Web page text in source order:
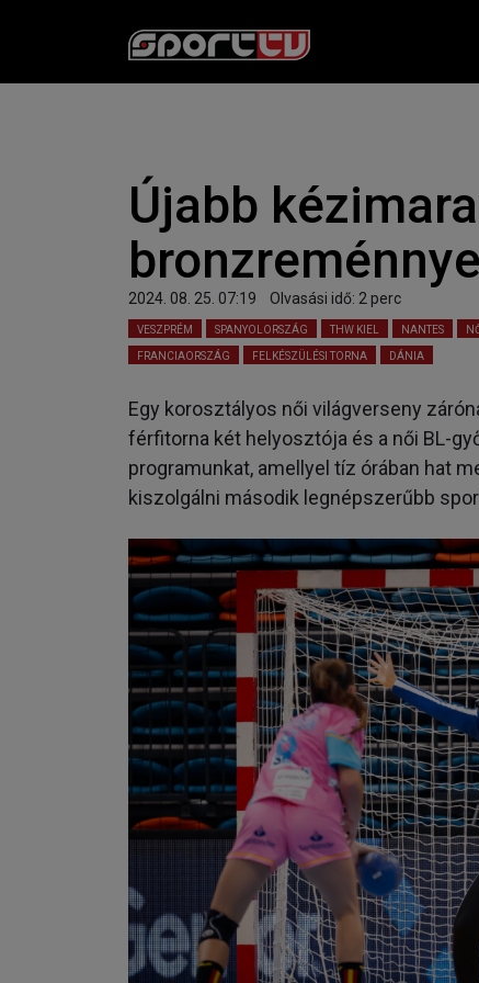
Újabb
2024. 08. 25. 07:19 Olvasási idő: 2 perc
VESZPRÉM SPANYOLORSZÁG THW KIEL NANTES
FRANCIAORSZÁG FELKÉSZÜLÉSI TORNA DÁNIA
Egy korosztályos női világverseny
férfitorna két helyosztója és a női BL-
programunkat, amellyel tíz órában hat
kiszolgálni második legnépszerűbb